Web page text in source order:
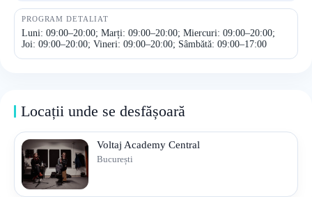
PROGRAM DETALIAT
Luni: 09:00–20:00; Marți: 09:00–20:00; Miercuri: 09:00–20:00;
Joi: 09:00–20:00; Vineri: 09:00–20:00; Sâmbătă: 09:00–17:00
Locații unde se desfășoară
Voltaj Academy Central
București